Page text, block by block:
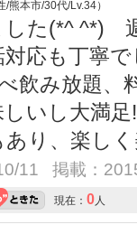
熊本市/30代/Lv.34）
した(*^ ^*)
対応も丁寧
飲み放題
いし大満
あり、楽し
11 掲載：
現在： 0人